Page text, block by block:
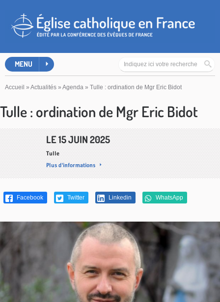
MENU
Accueil » Actualités » Agenda » Tulle : ordination de Mgr Eric Bidot
Tulle : ordination de Mgr Eric Bidot
LE 15 JUIN 2025
Tulle
Plus d'informations
Facebook Twitter Linkedin WhatsApp